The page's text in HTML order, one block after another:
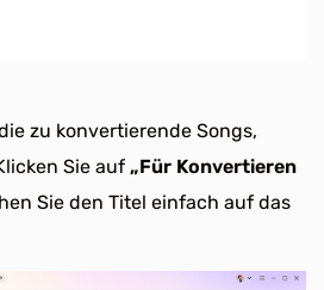
zu konvertierende Songs,
Sie auf „Für Konvertieren
Sie den Titel einfach auf das